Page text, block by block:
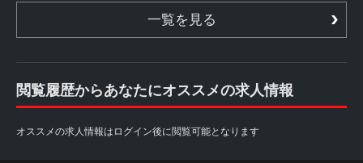
一覧を見る
閲覧履歴からあなたにオススメの求人情報
オススメの求人情報はログイン後に閲覧可能となります